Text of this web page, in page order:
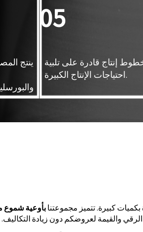
ينتج
05
خطوط إنتاج قادرة على تلبية
احتياجات الإنتاج الكبيرة.
بكميات كبيرة. تتميز مجموعتنابأوعية شموع
والقيمة لعروضكم دون زيادة التكاليف.